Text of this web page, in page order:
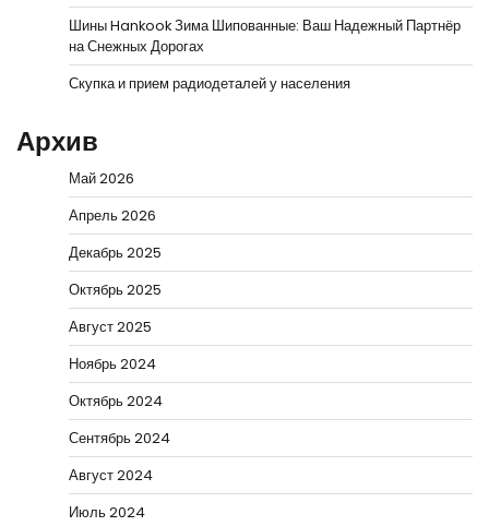
Шины Hankook Зима Шипованные: Ваш Надежный Партнёр
на Снежных Дорогах
Скупка и прием радиодеталей у населения
Архив
Май 2026
Апрель 2026
Декабрь 2025
Октябрь 2025
Август 2025
Ноябрь 2024
Октябрь 2024
Сентябрь 2024
Август 2024
Июль 2024